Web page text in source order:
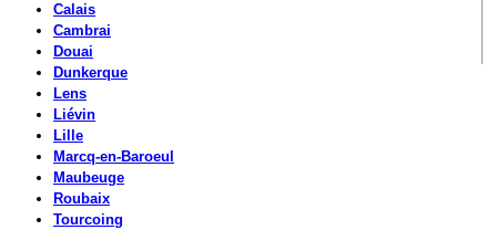
Calais
Cambrai
Douai
Dunkerque
Lens
Liévin
Lille
Marcq-en-Baroeul
Maubeuge
Roubaix
Tourcoing